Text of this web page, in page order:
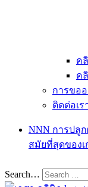
ค
ค
การขอ
ติดต่อเร
NNN การปลู
สมัยที่สุดของเ
Search…